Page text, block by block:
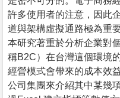
許多使用者的注意，因此
道與架構虛擬通路極為重要
本研究著重於分析企業對
稱B2C）在台灣這個環境
經營模式會帶來的成本效
公司集團來介紹其中某幾